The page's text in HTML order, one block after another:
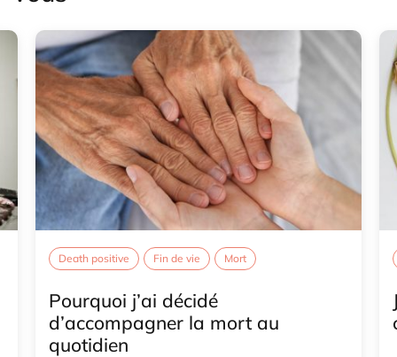
Death positive Fin de vie Mort
Pourquoi j’ai décidé
d’accompagner la mort au
quotidien